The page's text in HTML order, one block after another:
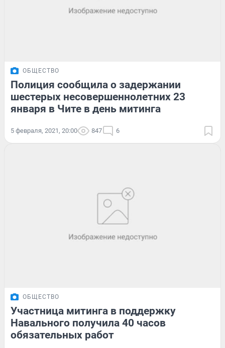
ОБЩЕСТВО
Полиция сообщила о задержании
шестерых несовершеннолетних 23
января в Чите в день митинга
5 февраля, 2021, 20:00 847 6
ОБЩЕСТВО
Участница митинга в поддержку
Навального получила 40 часов
обязательных работ